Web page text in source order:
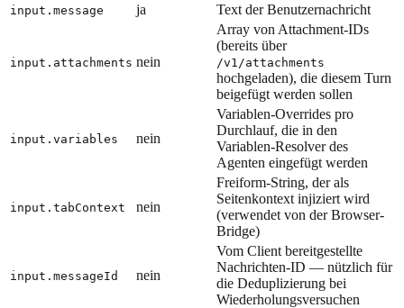
input.message ja Text der Benutzernachricht
input.attachments nein
Array von Attachment-IDs
(bereits über
/v1/attachments
hochgeladen), die diesem Turn
beigefügt werden sollen
input.variables nein
Variablen-Overrides pro
Durchlauf, die in den
Variablen-Resolver des
Agenten eingefügt werden
input.tabContext nein
Freiform-String, der als
Seitenkontext injiziert wird
(verwendet von der Browser-
Bridge)
input.messageId nein
Vom Client bereitgestellte
Nachrichten-ID — nützlich für
die Deduplizierung bei
Wiederholungsversuchen